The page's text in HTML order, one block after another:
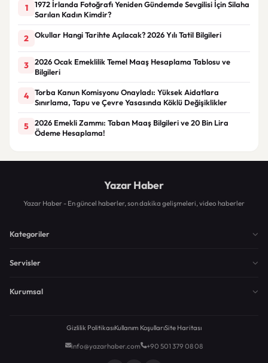
1
1972 İrlanda Fotoğrafı Yeniden Gündemde Sevgilisi İçin Silaha
Sarılan Kadın Kimdir?
2 Okullar Hangi Tarihte Açılacak? 2026 Yılı Tatil Bilgileri
3
2026 Ocak Emeklilik Temel Maaş Hesaplama Tablosu ve
Bilgileri
4
Torba Kanun Komisyonu Onayladı: Yüksek Aidatlara
Sınırlama, Tapu ve Çevre Yasasında Köklü Değişiklikler
5
2026 Emekli Zammı: Taban Maaş Bilgileri ve 20 Bin Lira
Ödeme Hesaplama!
Yazar Haber
Yazar Haber - En güncel haberler, son dakika gelişmeleri, video haberler
Kategoriler
Servisler
Kurumsal
Gizlilik PolitikasıKullanım KoşullarıSite Haritası
info@yazarhaber.com +90 501 379 08 08